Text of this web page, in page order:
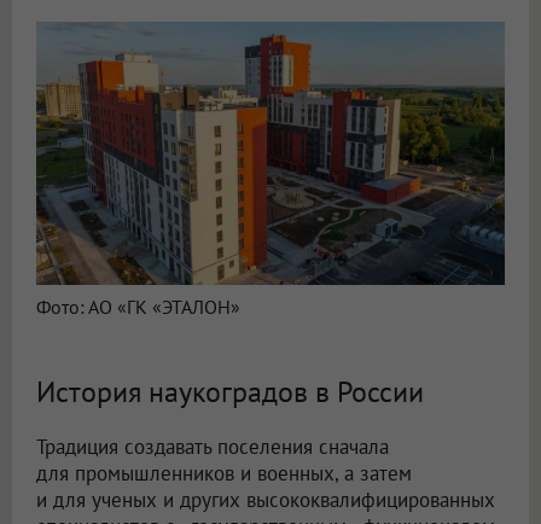
Фото: АО «ГК «ЭТАЛОН»
История наукоградов в России
Традиция создавать поселения сначала
для промышленников и военных, а затем
и для ученых и других высококвалифицированных